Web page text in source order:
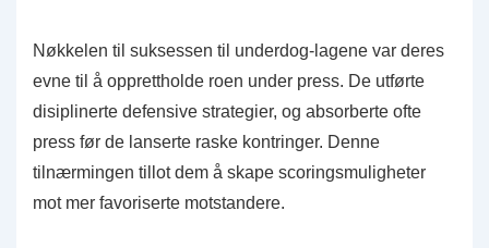
Nøkkelen til suksessen til underdog-lagene var deres
evne til å opprettholde roen under press. De utførte
disiplinerte defensive strategier, og absorberte ofte
press før de lanserte raske kontringer. Denne
tilnærmingen tillot dem å skape scoringsmuligheter
mot mer favoriserte motstandere.